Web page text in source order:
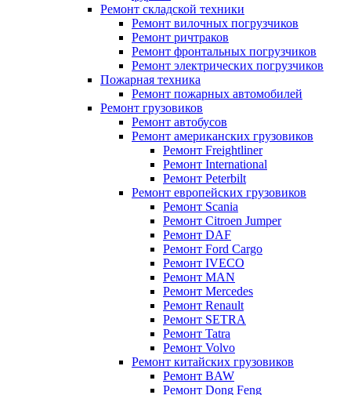
Ремонт складской техники
Ремонт вилочных погрузчиков
Ремонт ричтраков
Ремонт фронтальных погрузчиков
Ремонт электрических погрузчиков
Пожарная техника
Ремонт пожарных автомобилей
Ремонт грузовиков
Ремонт автобусов
Ремонт американских грузовиков
Ремонт Freightliner
Ремонт International
Ремонт Peterbilt
Ремонт европейских грузовиков
Ремонт Scania
Ремонт Citroen Jumper
Ремонт DAF
Ремонт Ford Cargo
Ремонт IVECO
Ремонт MAN
Ремонт Mercedes
Ремонт Renault
Ремонт SETRA
Ремонт Tatra
Ремонт Volvo
Ремонт китайских грузовиков
Ремонт BAW
Ремонт Dong Feng